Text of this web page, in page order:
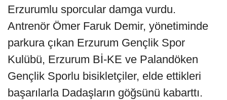
Erzurumlu sporcular damga vurdu.
Antrenör Ömer Faruk Demir, yönetiminde
parkura çıkan Erzurum Gençlik Spor
Kulübü, Erzurum Bİ-KE ve Palandöken
Gençlik Sporlu bisikletçiler, elde ettikleri
başarılarla Dadaşların göğsünü kabarttı.